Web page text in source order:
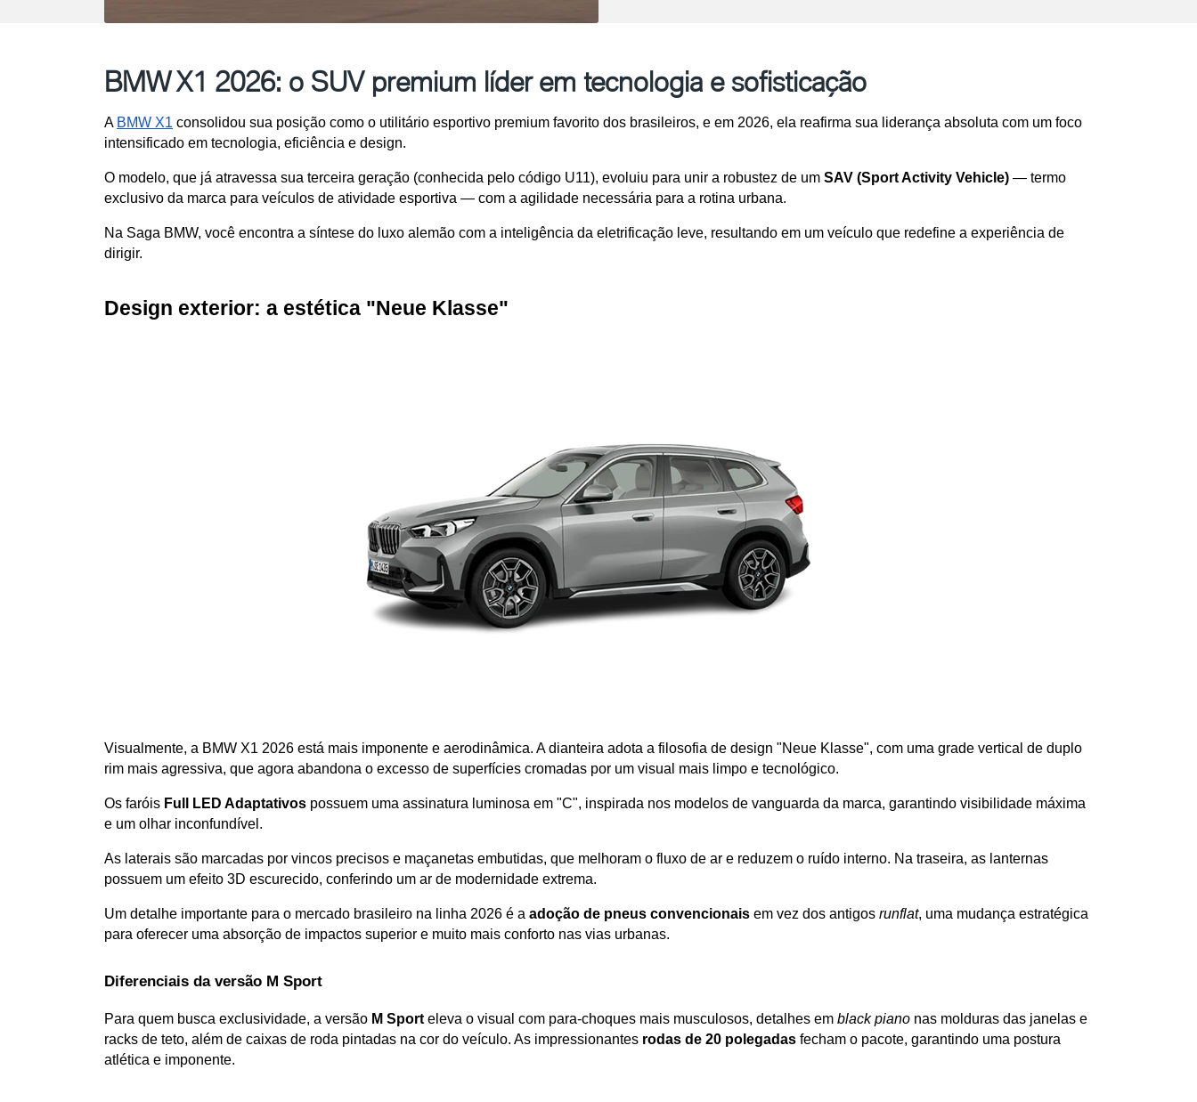
BMW X1 2026: o SUV premium líder em tecnologia e sofisticação
A BMW X1 consolidou sua posição como o utilitário esportivo premium favorito dos brasileiros, e em 2026, ela reafirma sua liderança absoluta com um foco
intensificado em tecnologia, eficiência e design.
O modelo, que já atravessa sua terceira geração (conhecida pelo código U11), evoluiu para unir a robustez de um SAV (Sport Activity Vehicle) — termo
exclusivo da marca para veículos de atividade esportiva — com a agilidade necessária para a rotina urbana.
Na Saga BMW, você encontra a síntese do luxo alemão com a inteligência da eletrificação leve, resultando em um veículo que redefine a experiência de
dirigir.
Design exterior: a estética "Neue Klasse"
Visualmente, a BMW X1 2026 está mais imponente e aerodinâmica. A dianteira adota a filosofia de design "Neue Klasse", com uma grade vertical de duplo
rim mais agressiva, que agora abandona o excesso de superfícies cromadas por um visual mais limpo e tecnológico.
Os faróis Full LED Adaptativos possuem uma assinatura luminosa em "C", inspirada nos modelos de vanguarda da marca, garantindo visibilidade máxima
e um olhar inconfundível.
As laterais são marcadas por vincos precisos e maçanetas embutidas, que melhoram o fluxo de ar e reduzem o ruído interno. Na traseira, as lanternas
possuem um efeito 3D escurecido, conferindo um ar de modernidade extrema.
Um detalhe importante para o mercado brasileiro na linha 2026 é a adoção de pneus convencionais em vez dos antigos runflat, uma mudança estratégica
para oferecer uma absorção de impactos superior e muito mais conforto nas vias urbanas.
Diferenciais da versão M Sport
Para quem busca exclusividade, a versão M Sport eleva o visual com para-choques mais musculosos, detalhes em black piano nas molduras das janelas e
racks de teto, além de caixas de roda pintadas na cor do veículo. As impressionantes rodas de 20 polegadas fecham o pacote, garantindo uma postura
atlética e imponente.